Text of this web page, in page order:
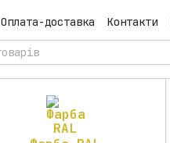
Оплата-доставка Контакти